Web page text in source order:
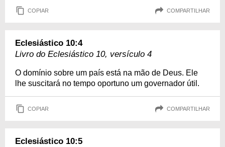
COPIAR COMPARTILHAR
Eclesiástico 10:4
Livro do Eclesiástico 10, versículo 4
O domínio sobre um país está na mão de Deus. Ele
lhe suscitará no tempo oportuno um governador útil.
COPIAR COMPARTILHAR
Eclesiástico 10:5